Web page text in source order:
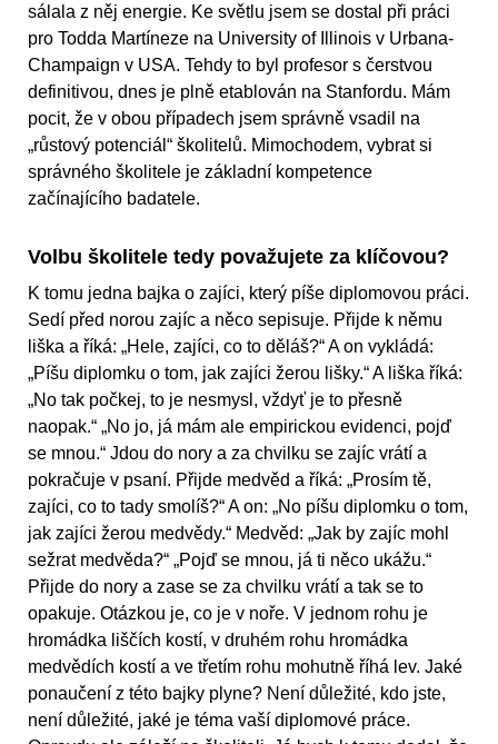
sálala z něj energie. Ke světlu jsem se dostal při práci
pro Todda Martíneze na University of Illinois v Urbana-
Champaign v USA. Tehdy to byl profesor s čerstvou
definitivou, dnes je plně etablován na Stanfordu. Mám
pocit, že v obou případech jsem správně vsadil na
„růstový potenciál“ školitelů. Mimochodem, vybrat si
správného školitele je základní kompetence
začínajícího badatele.
Volbu školitele tedy považujete za klíčovou?
K tomu jedna bajka o zajíci, který píše diplomovou práci.
Sedí před norou zajíc a něco sepisuje. Přijde k němu
liška a říká: „Hele, zajíci, co to děláš?“ A on vykládá:
„Píšu diplomku o tom, jak zajíci žerou lišky.“ A liška říká:
„No tak počkej, to je nesmysl, vždyť je to přesně
naopak.“ „No jo, já mám ale empirickou evidenci, pojď
se mnou.“ Jdou do nory a za chvilku se zajíc vrátí a
pokračuje v psaní. Přijde medvěd a říká: „Prosím tě,
zajíci, co to tady smolíš?“ A on: „No píšu diplomku o tom,
jak zajíci žerou medvědy.“ Medvěd: „Jak by zajíc mohl
sežrat medvěda?“ „Pojď se mnou, já ti něco ukážu.“
Přijde do nory a zase se za chvilku vrátí a tak se to
opakuje. Otázkou je, co je v noře. V jednom rohu je
hromádka liščích kostí, v druhém rohu hromádka
medvědích kostí a ve třetím rohu mohutně říhá lev. Jaké
ponaučení z této bajky plyne? Není důležité, kdo jste,
není důležité, jaké je téma vaší diplomové práce.